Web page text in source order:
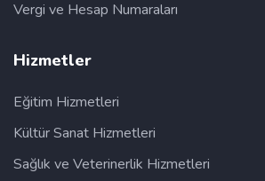
Vergi ve Hesap Numaraları
Hizmetler
Eğitim Hizmetleri
Kültür Sanat Hizmetleri
Sağlık ve Veterinerlik Hizmetleri